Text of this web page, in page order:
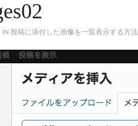
IN 投稿に添付した画像を一覧表示する方法